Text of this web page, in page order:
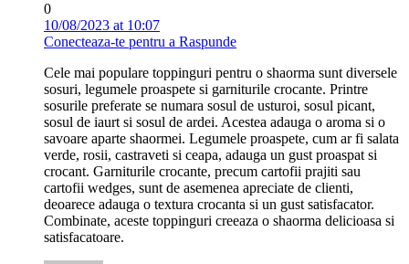
0
10/08/2023 at 10:07
Conecteaza-te pentru a Raspunde
Cele mai populare toppinguri pentru o shaorma sunt diversele
sosuri, legumele proaspete si garniturile crocante. Printre
sosurile preferate se numara sosul de usturoi, sosul picant,
sosul de iaurt si sosul de ardei. Acestea adauga o aroma si o
savoare aparte shaormei. Legumele proaspete, cum ar fi salata
verde, rosii, castraveti si ceapa, adauga un gust proaspat si
crocant. Garniturile crocante, precum cartofii prajiti sau
cartofii wedges, sunt de asemenea apreciate de clienti,
deoarece adauga o textura crocanta si un gust satisfacator.
Combinate, aceste toppinguri creeaza o shaorma delicioasa si
satisfacatoare.